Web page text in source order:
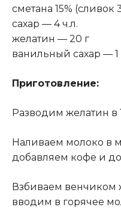
сметана 15% (сливок
сахар — 4 ч.л.
желатин — 20 г
ванильный сахар — 1
Приготовление:
Разводим желатин в
Наливаем молоко в
добавляем кофе и
Взбиваем венчиком
вводим в горячее